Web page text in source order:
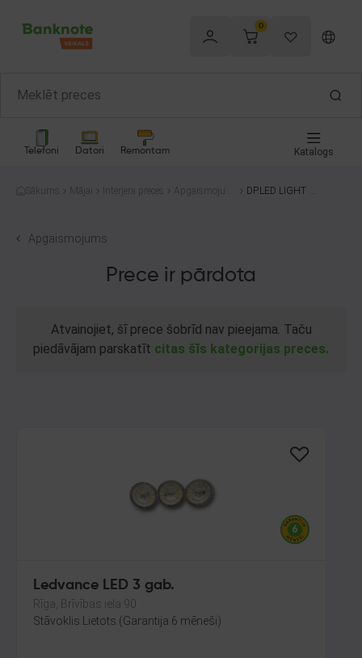
0
Telefoni Datori Remontam Katalogs
Sākums Mājai Interjera preces
Apgaismojum
DP.LED LIGHT D
Apgaismojums
Prece ir pārdota
Atvainojiet, šī prece šobrīd nav pieejama. Taču
piedāvājam parskatīt citas šīs kategorijas preces.
Ledvance LED 3 gab.
Rīga, Brīvības iela 90
Stāvoklis Lietots (Garantija 6 mēneši)